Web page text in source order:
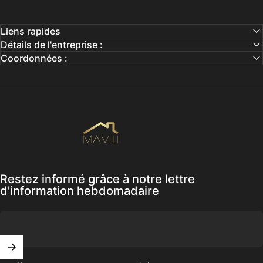
Liens rapides
Détails de l'entreprise :
Coordonnées :
Restez informé grâce à notre lettre
d'information hebdomadaire